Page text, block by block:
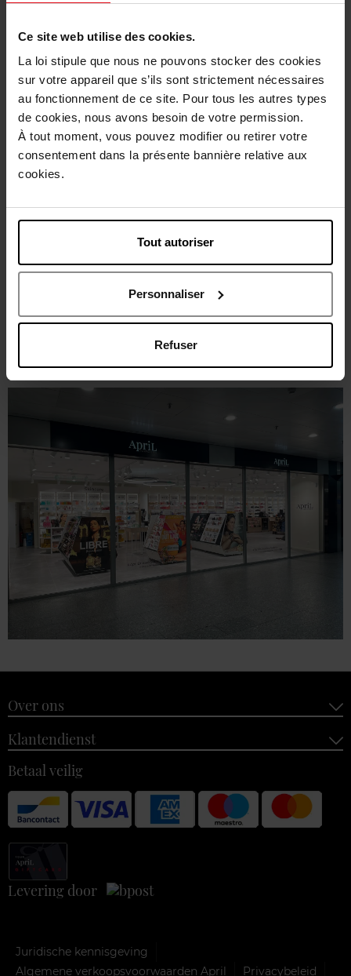
Ce site web utilise des cookies.
La loi stipule que nous ne pouvons stocker des cookies
sur votre appareil que s’ils sont strictement nécessaires
au fonctionnement de ce site. Pour tous les autres types
de cookies, nous avons besoin de votre permission.
À tout moment, vous pouvez modifier ou retirer votre
consentement dans la présente bannière relative aux
cookies.
Tout autoriser
Personnaliser
Refuser
Provincie West-Vlaanderen - Province de Flandre
occidentale (6)
Over ons
Klantendienst
Betaal veilig
Levering door
Juridische kennisgeving
Algemene verkoopsvoorwaarden April
Privacybeleid